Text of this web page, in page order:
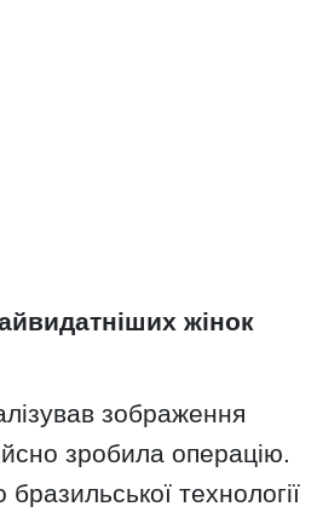
жінок
зображення
зробила операцію.
технології